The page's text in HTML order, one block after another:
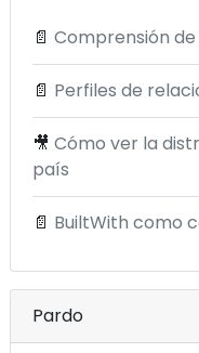
📄 Comprensión
📄 Perfiles de
🎥 Cómo ver la
país
📄 BuiltWith como
Pardo